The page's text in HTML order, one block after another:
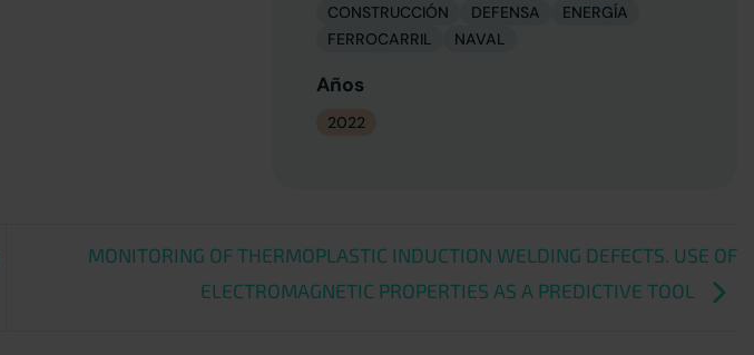
CONSTRUCCIÓN
DEFENSA
ENERGÍA
FERROCARRIL
NAVAL
Años
2022
MONITORING OF THERMOPLASTIC INDUCTION WELDING DEFECTS. USE OF
ELECTROMAGNETIC PROPERTIES AS A PREDICTIVE TOOL